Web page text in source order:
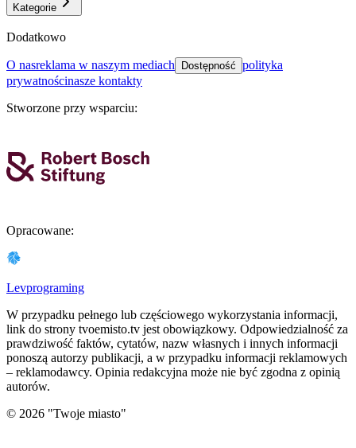
Kategorie
Dodatkowo
o nasreklama w naszym mediach Dostępność polityka
prywatnościnasze kontakty
Stworzone przy wsparciu:
Opracowane:
Levprograming
W przypadku pełnego lub częściowego wykorzystania informacji,
link do strony tvoemisto.tv jest obowiązkowy. Odpowiedzialność za
prawdziwość faktów, cytatów, nazw własnych i innych informacji
ponoszą autorzy publikacji, a w przypadku informacji reklamowych
– reklamodawcy. Opinia redakcyjna może nie być zgodna z opinią
autorów.
© 2026 "Twoje miasto"